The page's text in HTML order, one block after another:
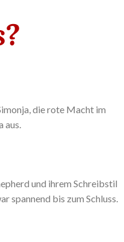
die rote Macht im
und ihrem Schreibstil
spannend bis zum Schluss.